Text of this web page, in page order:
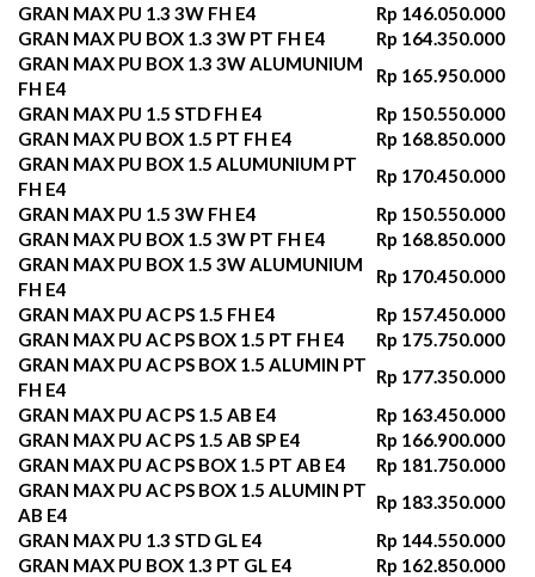
GRAN MAX PU 1.3 3W FH E4
Rp 146.050.000
GRAN MAX PU BOX 1.3 3W PT FH E4
Rp 164.350.000
GRAN MAX PU BOX 1.3 3W ALUMUNIUM
FH E4
Rp 165.950.000
GRAN MAX PU 1.5 STD FH E4
Rp 150.550.000
GRAN MAX PU BOX 1.5 PT FH E4
Rp 168.850.000
GRAN MAX PU BOX 1.5 ALUMUNIUM PT
FH E4
Rp 170.450.000
GRAN MAX PU 1.5 3W FH E4
Rp 150.550.000
GRAN MAX PU BOX 1.5 3W PT FH E4
Rp 168.850.000
GRAN MAX PU BOX 1.5 3W ALUMUNIUM
FH E4
Rp 170.450.000
GRAN MAX PU AC PS 1.5 FH E4
Rp 157.450.000
GRAN MAX PU AC PS BOX 1.5 PT FH E4
Rp 175.750.000
GRAN MAX PU AC PS BOX 1.5 ALUMIN PT
FH E4
Rp 177.350.000
GRAN MAX PU AC PS 1.5 AB E4
Rp 163.450.000
GRAN MAX PU AC PS 1.5 AB SP E4
Rp 166.900.000
GRAN MAX PU AC PS BOX 1.5 PT AB E4
Rp 181.750.000
GRAN MAX PU AC PS BOX 1.5 ALUMIN PT
AB E4
Rp 183.350.000
GRAN MAX PU 1.3 STD GL E4
Rp 144.550.000
GRAN MAX PU BOX 1.3 PT GL E4
Rp 162.850.000